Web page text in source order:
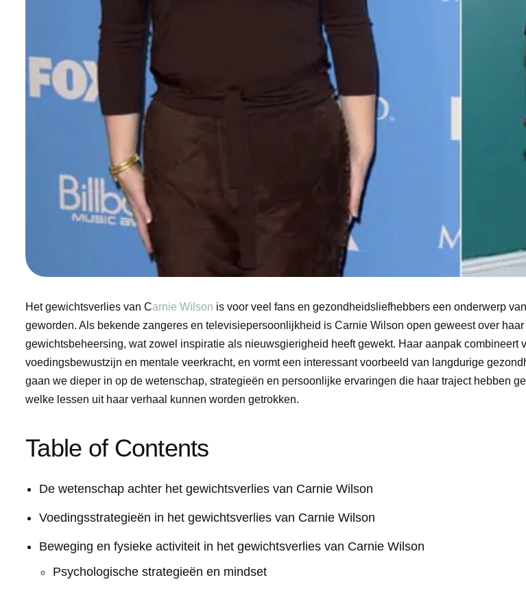
Het gewichtsverlies van Carnie Wilson is voor veel fans en gezondheidsliefhebbers een onderwerp
geworden. Als bekende zangeres en televisiepersoonlijkheid is Carnie Wilson open geweest over
gewichtsbeheersing, wat zowel inspiratie als nieuwsgierigheid heeft gewekt. Haar aanpak combineert
voedingsbewustzijn en mentale veerkracht, en vormt een interessant voorbeeld van langdurige
gaan we dieper in op de wetenschap, strategieën en persoonlijke ervaringen die haar traject hebben
welke lessen uit haar verhaal kunnen worden getrokken.
Table of Contents
De wetenschap achter het gewichtsverlies van Carnie Wilson
Voedingsstrategieën in het gewichtsverlies van Carnie Wilson
Beweging en fysieke activiteit in het gewichtsverlies van Carnie Wilson
Psychologische strategieën en mindset